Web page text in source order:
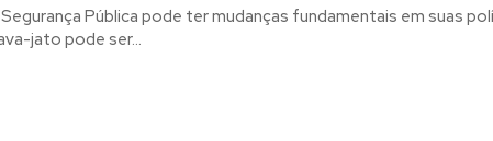
Pública pode ter mudanças fundamentais em suas
jato pode ser...